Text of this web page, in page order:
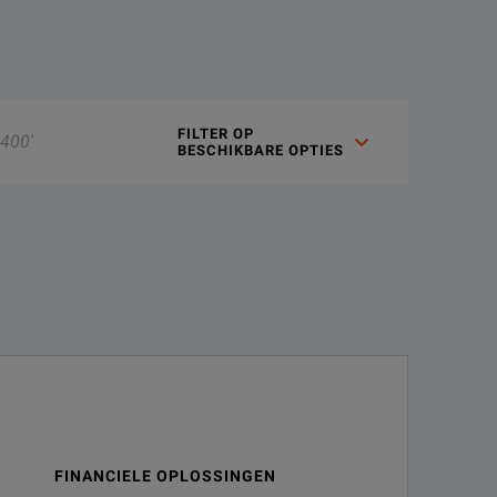
FILTER OP
BESCHIKBARE OPTIES
FINANCIELE OPLOSSINGEN